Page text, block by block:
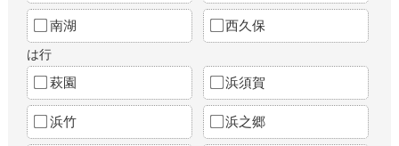
南湖 西久保
は行
萩園 浜須賀
浜竹 浜之郷